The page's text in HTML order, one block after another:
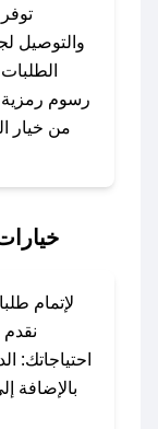
كود
الكوبون،
لا تقلق!
والتوصيل
رسوم رمزية
من خيار
لإتمام
احتياجاتك: